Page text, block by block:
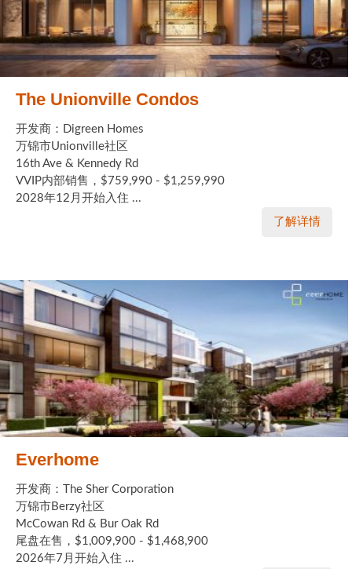
The Unionville Condos
开发商：Digreen Homes
万锦市Unionville社区
16th Ave & Kennedy Rd
VVIP内部销售，$759,990 - $1,259,990
2028年12月开始入住 ...
了解详情
Everhome
开发商：The Sher Corporation
万锦市Berzy社区
McCowan Rd & Bur Oak Rd
尾盘在售，$1,009,900 - $1,468,900
2026年7月开始入住 ...